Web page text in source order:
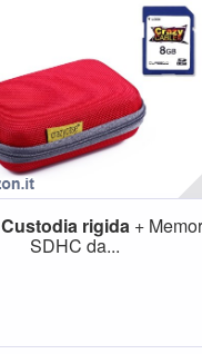
Custodia rigida+
SDHC da...